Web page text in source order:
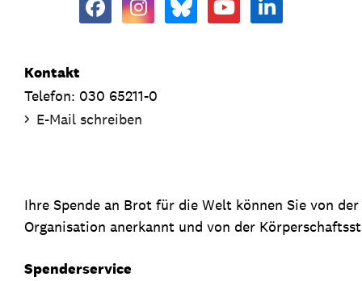
Kontakt
Telefon: 030 65211-0
E-Mail schreiben
Ihre Spende an Brot für die Welt können Sie von
Organisation anerkannt und von der
Spenderservice